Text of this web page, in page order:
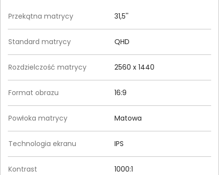
Przekątna matrycy 31,5''
Standard matrycy QHD
Rozdzielczość matrycy 2560 x 1440
Format obrazu 16:9
Powłoka matrycy Matowa
Technologia ekranu IPS
Kontrast 1000:1